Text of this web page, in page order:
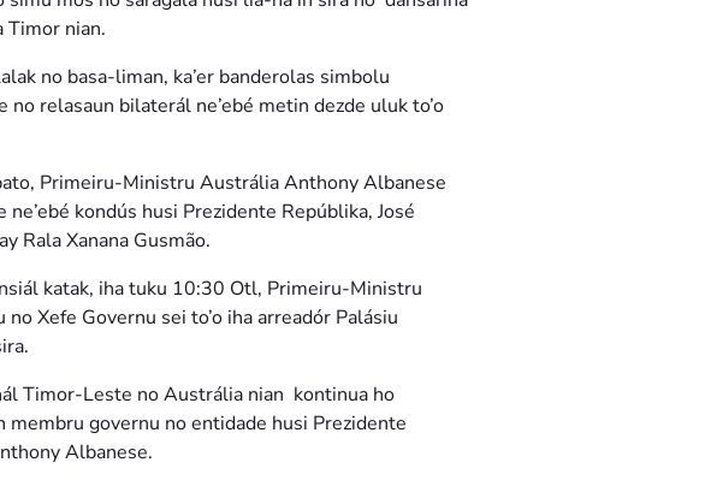
Timor nian.
no basa-liman, ka’er banderolas simbolu
relasaun bilaterál ne’ebé metin dezde uluk to’o
Primeiru-Ministru Austrália Anthony Albanese
kondús husi Prezidente Repúblika, José
Rala Xanana Gusmão.
katak, iha tuku 10:30 Otl, Primeiru-Ministru
Xefe Governu sei to’o iha arreadór Palásiu
Timor-Leste no Austrália nian kontinua ho
membru governu no entidade husi Prezidente
Albanese.